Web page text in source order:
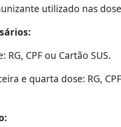
utilizado nas
CPF ou Cartão SUS.
e quarta dose: RG,